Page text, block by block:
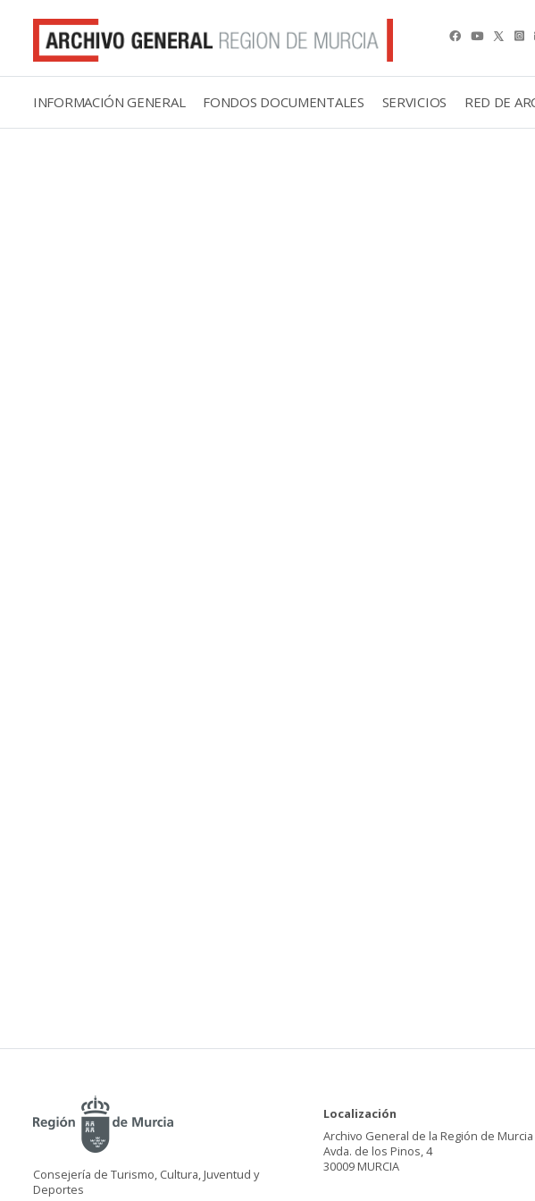
INFORMACIÓN GENERAL FONDOS DOCUMENTALES SERVICIOS RED DE
Consejería de Turismo, Cultura, Juventud y
Deportes
Localización
Archivo General de la Región de Murcia
Avda. de los Pinos, 4
30009 MURCIA